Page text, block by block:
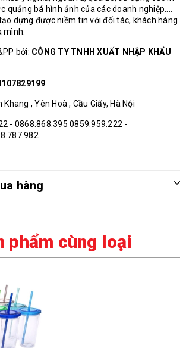
quảng bá hình ảnh của các doanh nghiệp....
dựng được niềm tin với đối tác, khách hàng
mình.
bởi: CÔNG TY TNHH XUẤT NHẬP KHẨU
, Yên Hoà , Cầu Giấy, Hà Nội
- 0868.868.395 0859.959.222 -
hàng
phẩm cùng loại